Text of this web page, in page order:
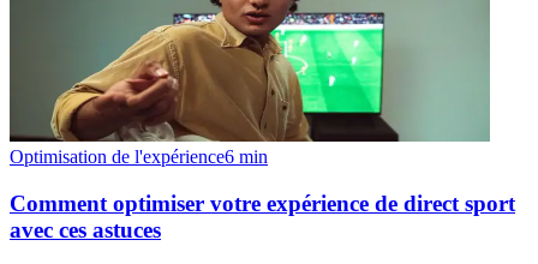
Optimisation de l'expérience6 min
Comment optimiser votre expérience de direct sport
avec ces astuces